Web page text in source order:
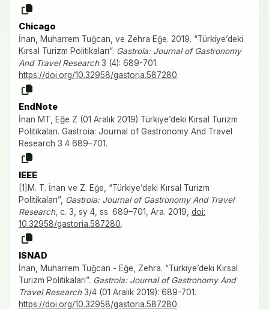
Chicago
İnan, Muharrem Tuğcan, ve Zehra Eğe. 2019. “Türkiye’deki
Kırsal Turizm Politikaları”. Gastroia: Journal of Gastronomy
And Travel Research3 (4): 689-701.
https://doi.org/10.32958/gastoria.587280.
EndNote
İnan MT, Eğe Z (01 Aralık 2019) Türkiye’deki Kırsal Turizm
Politikaları. Gastroia: Journal of Gastronomy And Travel
Research 3 4 689–701.
IEEE
[1]M. T. İnan ve Z. Eğe, “Türkiye’deki Kırsal Turizm
Politikaları”, Gastroia: Journal of Gastronomy And Travel
Research, c. 3, sy 4, ss. 689–701, Ara. 2019, doi:
10.32958/gastoria.587280.
ISNAD
İnan, Muharrem Tuğcan - Eğe, Zehra. “Türkiye’deki Kırsal
Turizm Politikaları”. Gastroia: Journal of Gastronomy And
Travel Research3/4 (01 Aralık 2019): 689-701.
https://doi.org/10.32958/gastoria.587280.